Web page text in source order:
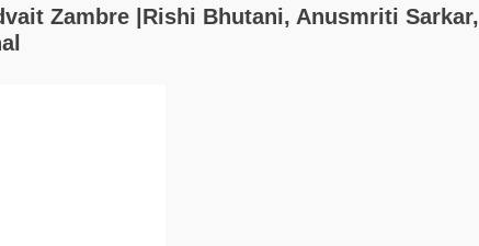
Zambre |Rishi Bhutani, Anusmriti Sarkar,